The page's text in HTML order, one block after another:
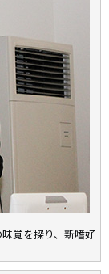
覚を探り、新嗜好